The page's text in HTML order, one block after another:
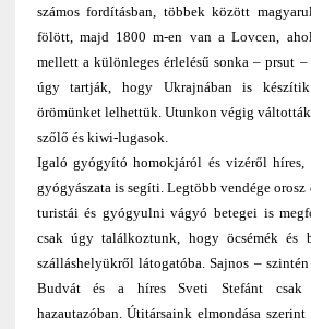
számos fordításban, többek között
fölött, majd 1800 m-en van a Lovcen, ahol
mellett a különleges érlelésű sonka – prsut
úgy tartják, hogy Ukrajnában is
örömünket lelhettük. Utunkon végig váltották
szőlő és kiwi-lugasok.
Igaló gyógyító homokjáról és vizéről híres,
gyógyászata is segíti. Legtöbb vendége orosz
turistái és gyógyulni vágyó betegei is
csak úgy találkoztunk, hogy öcsémék és
szálláshelyükről látogatóba. Sajnos –
Budvát és a híres Sveti Stefánt csak
hazautazóban. Útitársaink elmondása